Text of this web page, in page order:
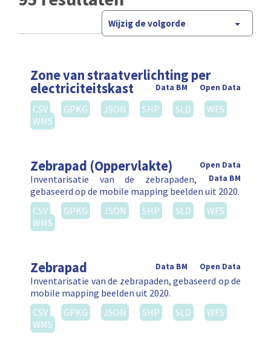
Wijzig de volgorde
Zone van straatverlichting per
electriciteitskast Open Data
Data BM
CSV GPKG JSON SHP SLD
WFS
WMS
Zebrapad (Oppervlakte)
Open Data
Data BM
Inventarisatie van de zebrapaden,
gebaseerd op de mobile mapping beelden uit 2020.
CSV
GPKG JSON SHP SLD
WFS
WMS
Zebrapad Open Data
Data BM
Inventarisatie van de zebrapaden, gebaseerd op de
mobile mapping beelden uit 2020.
CSV
GPKG JSON SHP SLD
WFS
WMS